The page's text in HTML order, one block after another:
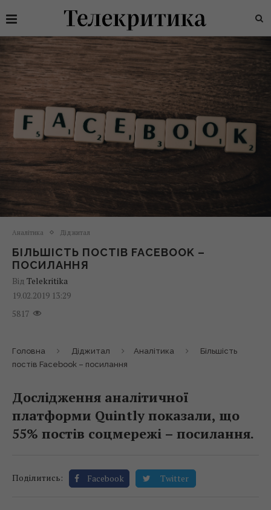
Аналітика Діджитал
БІЛЬШІСТЬ ПОСТІВ FACEBOOK –
ПОСИЛАННЯ
Від Telekritika
19.02.2019 13:29
5817
Головна Діджитал Аналітика
Більшість
постів Facebook – посилання
Дослідження аналітичної
платформи Quintly показали, що
55% постів соцмережі – посилання.
Поділитись: Facebook Twitter